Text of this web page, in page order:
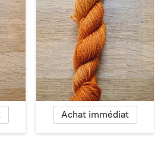
Achat immédiat